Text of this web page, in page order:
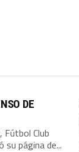
DE
Fútbol Club
su página de...